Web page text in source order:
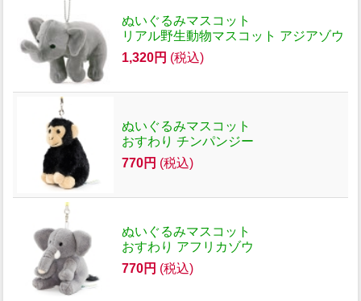
ぬいぐるみマスコット
リアル野生動物マスコット アジアゾウ
1,320円 (税込)
ぬいぐるみマスコット
おすわり チンパンジー
770円 (税込)
ぬいぐるみマスコット
おすわり アフリカゾウ
770円 (税込)